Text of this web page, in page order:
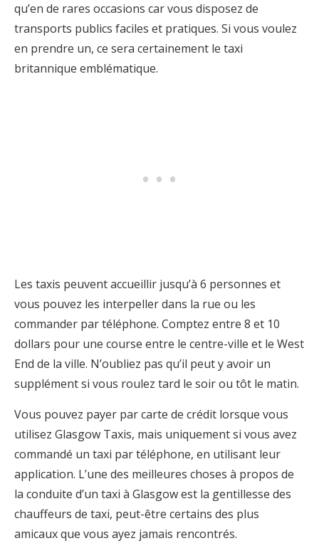
qu’en de rares occasions car vous disposez de
transports publics faciles et pratiques. Si vous voulez
en prendre un, ce sera certainement le taxi
britannique emblématique.
Les taxis peuvent accueillir jusqu’à 6 personnes et
vous pouvez les interpeller dans la rue ou les
commander par téléphone. Comptez entre 8 et 10
dollars pour une course entre le centre-ville et le West
End de la ville. N’oubliez pas qu’il peut y avoir un
supplément si vous roulez tard le soir ou tôt le matin.
Vous pouvez payer par carte de crédit lorsque vous
utilisez Glasgow Taxis, mais uniquement si vous avez
commandé un taxi par téléphone, en utilisant leur
application. L’une des meilleures choses à propos de
la conduite d’un taxi à Glasgow est la gentillesse des
chauffeurs de taxi, peut-être certains des plus
amicaux que vous ayez jamais rencontrés.